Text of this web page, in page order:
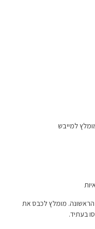
הראשונה. מומלץ לכבס את
בעתיד.